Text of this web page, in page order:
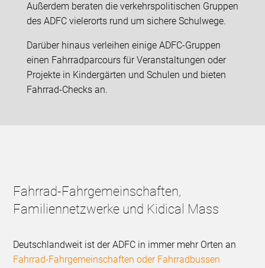
Außerdem beraten die verkehrspolitischen Gruppen
des ADFC vielerorts rund um sichere Schulwege.
Darüber hinaus verleihen einige ADFC-Gruppen
einen Fahrradparcours für Veranstaltungen oder
Projekte in Kindergärten und Schulen und bieten
Fahrrad-Checks an.
Fahrrad-Fahrgemeinschaften,
Familiennetzwerke und Kidical Mass
Deutschlandweit ist der ADFC in immer mehr Orten an
Fahrrad-Fahrgemeinschaften oder Fahrradbussen